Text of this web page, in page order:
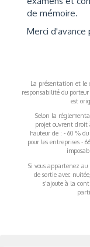
de mémoire.
Merci
La présentation et le
responsabilité du
est
Selon la
projet ouvrent droit
hauteur de : - 60 %
pour les entreprises -
Si vous appartenez au
de sortie avec
s’ajoute à la